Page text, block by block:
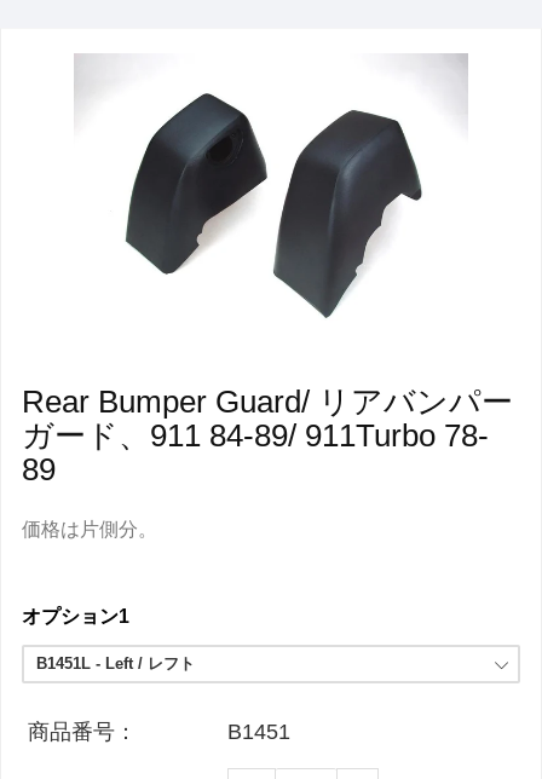
Rear Bumper Guard/ リアバンパー
ガード、911 84-89/ 911Turbo 78-
89
価格は片側分。
オプション1
商品番号： B1451